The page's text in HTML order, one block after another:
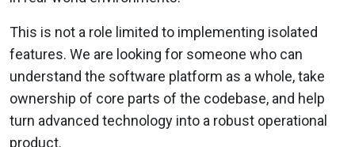
This is not a role limited to implementing isolated
features. We are looking for someone who can
understand the software platform as a whole, take
ownership of core parts of the codebase, and help
turn advanced technology into a robust operational
product.